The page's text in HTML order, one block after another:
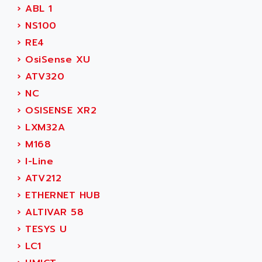
LEXIUM
SERVVODYN
SE50
LTD12
MDLS
ACMD2
ACM
PLS514
PLS510
PLS508
SERVOSTAR
AC FEED MOTOR
TSX MOMENTUM
ADISCOM
ADITEC
ADL EUROTECH
ADLEE POWERTRONIC
ADLINK TECHNOLOGY
ADM ELECTRONIC
ADMV
ADN
ADN PESAGE
ADTECH POWER INC
ADV
ADVANCE
› ABL 1
› NS100
› RE4
› OsiSense XU
› ATV320
› NC
› OSISENSE XR2
› LXM32A
› M168
› I-Line
› ATV212
› ETHERNET HUB
› ALTIVAR 58
› TESYS U
› LC1